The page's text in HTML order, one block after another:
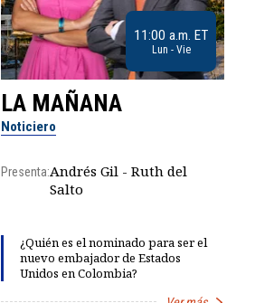
11:00 a.m. ET
Lun - Vie
LA MAÑANA
Noticiero
Presenta:Andrés Gil - Ruth del
Salto
¿Quién es el nominado para ser el
nuevo embajador de Estados
Unidos en Colombia?